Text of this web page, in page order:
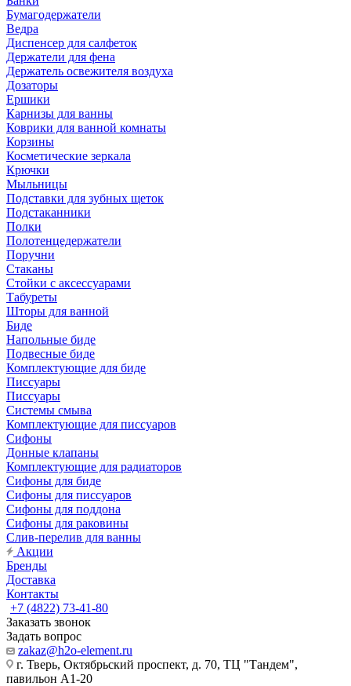
Бумагодержатели
Ведра
Диспенсер для салфеток
Держатели для фена
Держатель освежителя воздуха
Дозаторы
Ершики
Карнизы для ванны
Коврики для ванной комнаты
Корзины
Косметические зеркала
Крючки
Мыльницы
Подставки для зубных щеток
Подстаканники
Полки
Полотенцедержатели
Поручни
Стаканы
Стойки с аксессуарами
Табуреты
Шторы для ванной
Биде
Напольные биде
Подвесные биде
Комплектующие для биде
Писсуары
Писсуары
Системы смыва
Комплектующие для писсуаров
Сифоны
Донные клапаны
Комплектующие для радиаторов
Сифоны для биде
Сифоны для писсуаров
Сифоны для поддона
Сифоны для раковины
Слив-перелив для ванны
Акции
Бренды
Доставка
Контакты
+7 (4822) 73-41-80
Заказать звонок
Задать вопрос
zakaz@h2o-element.ru
г. Тверь, Октябрьский проспект, д. 70, ТЦ "Тандем",
павильон А1-20